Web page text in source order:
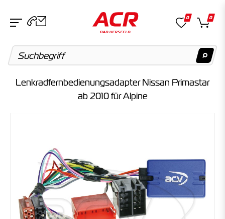
Keine Suchergebnisse gefunden.
Kategorien
Keine Suchergebnisse gefunden.
0 0
Lenkradfernbedienungsadapter Nissan Primastar
ab 2010 für Alpine